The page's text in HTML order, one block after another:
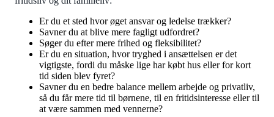
Er du et sted hvor øget ansvar og ledelse trækker?
Savner du at blive mere fagligt udfordret?
Søger du efter mere frihed og fleksibilitet?
Er du en situation, hvor tryghed i ansættelsen er det
vigtigste, fordi du måske lige har købt hus eller for kort
tid siden blev fyret?
Savner du en bedre balance mellem arbejde og privatliv,
så du får mere tid til børnene, til en fritidsinteresse eller til
at være sammen med vennerne?